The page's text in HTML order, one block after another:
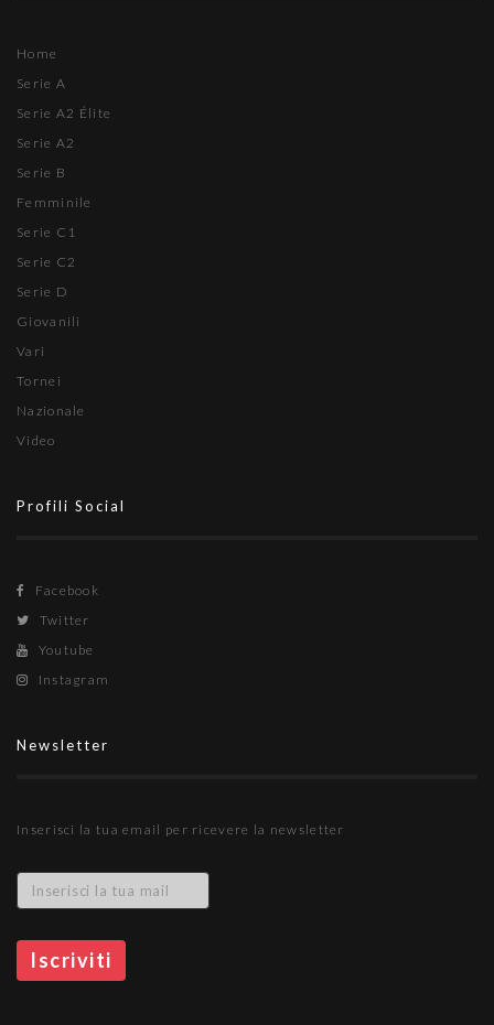
Home
Serie A
Serie A2 Élite
Serie A2
Serie B
Femminile
Serie C1
Serie C2
Serie D
Giovanili
Vari
Tornei
Nazionale
Video
Profili Social
Facebook
Twitter
Youtube
Instagram
Newsletter
Inserisci la tua email per ricevere la newsletter